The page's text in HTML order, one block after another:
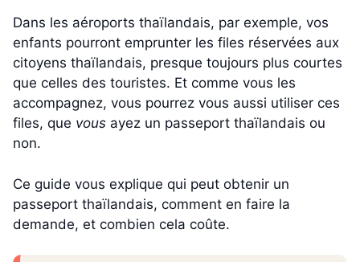
Dans les aéroports thaïlandais, par exemple, vos
enfants pourront emprunter les files réservées aux
citoyens thaïlandais, presque toujours plus courtes
que celles des touristes. Et comme vous les
accompagnez, vous pourrez vous aussi utiliser ces
files, que vous ayez un passeport thaïlandais ou
non.
Ce guide vous explique qui peut obtenir un
passeport thaïlandais, comment en faire la
demande, et combien cela coûte.